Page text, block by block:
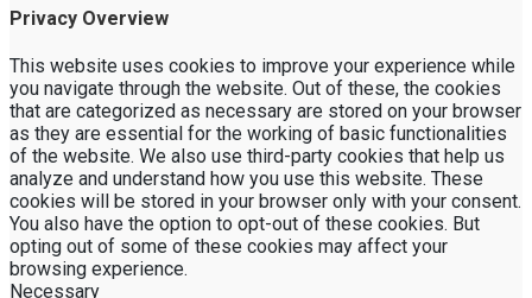
Privacy Overview
This website uses cookies to improve your experience while
you navigate through the website. Out of these, the cookies
that are categorized as necessary are stored on your browser
as they are essential for the working of basic functionalities
of the website. We also use third-party cookies that help us
analyze and understand how you use this website. These
cookies will be stored in your browser only with your consent.
You also have the option to opt-out of these cookies. But
opting out of some of these cookies may affect your
browsing experience.
Necessary